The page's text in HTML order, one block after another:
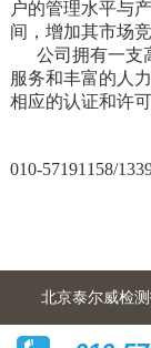
户的管理水平与
间，增加其市场竞
公司拥有一支
服务和丰富的人
相应的认证和许
​010-57191158/
北京泰尔威检